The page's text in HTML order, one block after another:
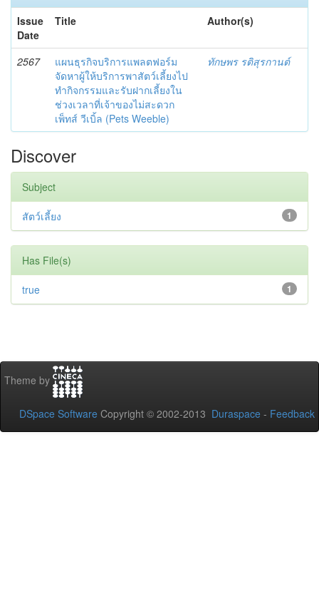
Issue
Date
Title Author(s)
2567
แผนธุรกิจบริการแพลตฟอร์ม
จัดหาผู้ให้บริการพาสัตว์เลี้ยงไป
ทำกิจกรรมและรับฝากเลี้ยงใน
ช่วงเวลาที่เจ้าของไม่สะดวก
เพ็ทส์ วีเบิ้ล (Pets Weeble)
ทักษพร รติสุรกานต์
Discover
Subject
1
สัตว์เลี้ยง
Has File(s)
1
true
Theme by
DSpace Software Copyright © 2002-2013 Duraspace - Feedback